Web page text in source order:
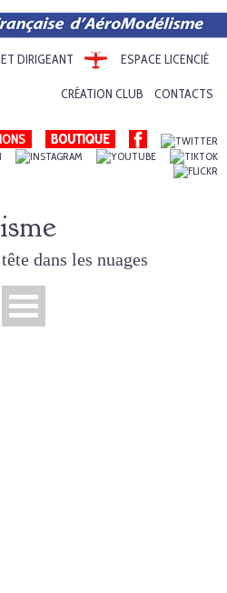
DIRIGEANT ESPACE LICENCIÉ
CRÉATION CLUB CONTACTS
dans les nuages